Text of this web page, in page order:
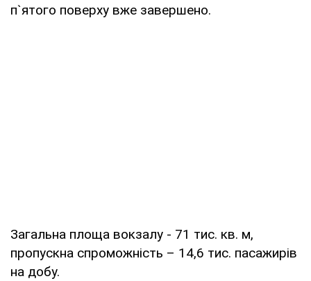
п`ятого поверху вже завершено.
Загальна площа вокзалу - 71 тис. кв. м,
пропускна спроможність – 14,6 тис. пасажирів
на добу.